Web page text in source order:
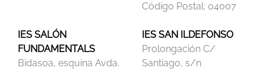
Código Postal: 04007
IES SALÓN
FUNDAMENTALS
Bidasoa, esquina Avda.
IES SAN ILDEFONSO
Prolongación C/
Santiago, s/n